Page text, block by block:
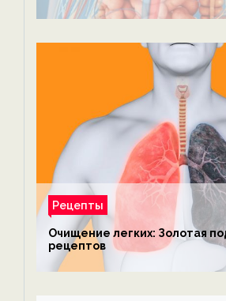
Рецепты
Очищение легких: Золотая
рецептов